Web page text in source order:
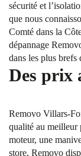
sécurité et
que nous
Comté dans la
dépannage
dans les plus brefs
Des prix
Removo Villars-
qualité au meilleur
moteur, une
store, Removo